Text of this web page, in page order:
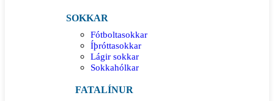
SOKKAR
Fótboltasokkar
Íþróttasokkar
Lágir sokkar
Sokkahólkar
FATALÍNUR